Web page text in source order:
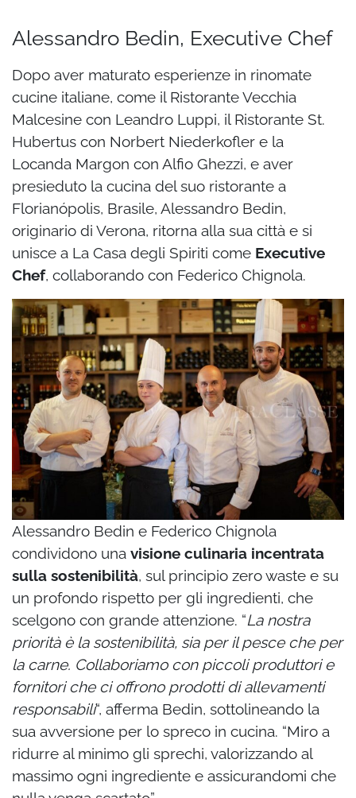
Alessandro Bedin, Executive Chef
Dopo aver maturato esperienze in rinomate
cucine italiane, come il Ristorante Vecchia
Malcesine con Leandro Luppi, il Ristorante St.
Hubertus con Norbert Niederkofler e la
Locanda Margon con Alfio Ghezzi, e aver
presieduto la cucina del suo ristorante a
Florianópolis, Brasile, Alessandro Bedin,
originario di Verona, ritorna alla sua città e si
unisce a La Casa degli Spiriti come Executive
Chef, collaborando con Federico Chignola.
Alessandro Bedin e Federico Chignola
condividono una visione culinaria incentrata
sulla sostenibilità, sul principio zero waste e su
un profondo rispetto per gli ingredienti, che
scelgono con grande attenzione. “La nostra
priorità è la sostenibilità, sia per il pesce che per
la carne. Collaboriamo con piccoli produttori e
fornitori che ci offrono prodotti di allevamenti
responsabili“, afferma Bedin, sottolineando la
sua avversione per lo spreco in cucina. “Miro a
ridurre al minimo gli sprechi, valorizzando al
massimo ogni ingrediente e assicurandomi che